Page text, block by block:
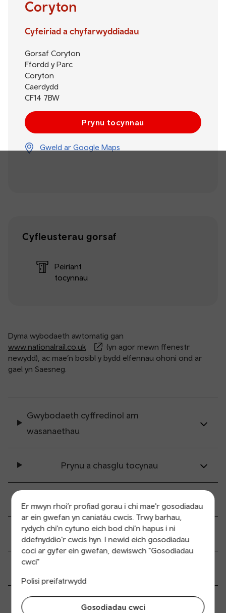
Er mwyn rhoi’r profiad gorau i chi mae'r gosodiadau
ar ein gwefan yn caniatáu cwcis. Trwy barhau,
rydych chi'n cytuno eich bod chi'n hapus i ni
ddefnyddio'r cwcis hyn. I newid eich gosodiadau
coci ar gyfer ein gwefan, dewiswch "Gosodiadau
cwci"
Polisi preifatrwydd
Gosodiadau cwci
Coryton
Cyfeiriad a chyfarwyddiadau
Gorsaf Coryton
Ffordd y Parc
Coryton
Caerdydd
CF14 7BW
Prynu tocynnau
Gweld ar Google Maps
Cyfleusterau gorsaf
Peiriant
tocynnau
Dyma wybodaeth awtomatig gan
www.nationalrail.co.uk
(yn agor mewn ffenestr
newydd), ac mae’n bosibl y bydd elfennau ohoni ond ar
gael yn Saesneg.
Gwybodaeth cyffredinol am
wasanaethau
Prynu a chasglu tocynau
Hygyrchedd a mynediad symudedd
Gwybodaeth i gwsmeriad